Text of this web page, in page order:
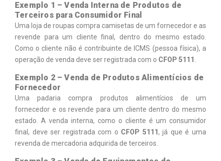
Exemplo 1 – Venda Interna de Produtos de
Terceiros para Consumidor Final
Uma loja de roupas compra camisetas de um fornecedor e as
revende para um cliente final, dentro do mesmo estado.
Como o cliente não é contribuinte de ICMS (pessoa física), a
operação de venda deve ser registrada com o CFOP 5111
Exemplo 2 – Venda de Produtos Alimentícios de
Fornecedor
Uma padaria compra produtos alimentícios de um
fornecedor e os revende para um cliente dentro do mesmo
estado. A venda interna, como o cliente é um consumidor
final, deve ser registrada com o CFOP 5111, já que é uma
revenda de mercadoria adquirida de terceiros.